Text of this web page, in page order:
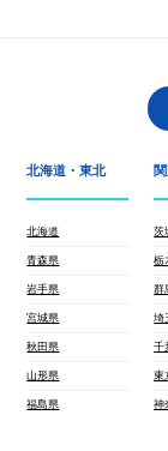
北海道・東北
北海道
青森県
岩手県
宮城県
秋田県
山形県
福島県
茨
栃
群
埼
千
東
神